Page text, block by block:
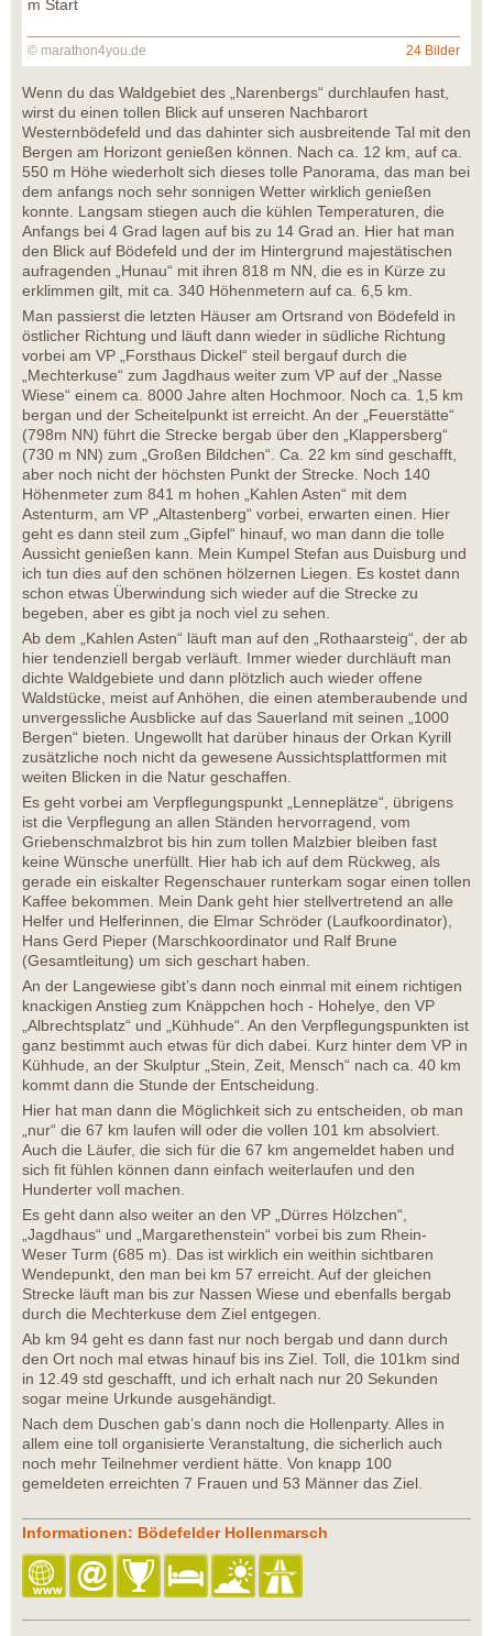
m Start
© marathon4you.de 24 Bilder
Wenn du das Waldgebiet des „Narenbergs“ durchlaufen hast,
wirst du einen tollen Blick auf unseren Nachbarort
Westernbödefeld und das dahinter sich ausbreitende Tal mit den
Bergen am Horizont genießen können. Nach ca. 12 km, auf ca.
550 m Höhe wiederholt sich dieses tolle Panorama, das man bei
dem anfangs noch sehr sonnigen Wetter wirklich genießen
konnte. Langsam stiegen auch die kühlen Temperaturen, die
Anfangs bei 4 Grad lagen auf bis zu 14 Grad an. Hier hat man
den Blick auf Bödefeld und der im Hintergrund majestätischen
aufragenden „Hunau“ mit ihren 818 m NN, die es in Kürze zu
erklimmen gilt, mit ca. 340 Höhenmetern auf ca. 6,5 km.
Man passierst die letzten Häuser am Ortsrand von Bödefeld in
östlicher Richtung und läuft dann wieder in südliche Richtung
vorbei am VP „Forsthaus Dickel“ steil bergauf durch die
„Mechterkuse“ zum Jagdhaus weiter zum VP auf der „Nasse
Wiese“ einem ca. 8000 Jahre alten Hochmoor. Noch ca. 1,5 km
bergan und der Scheitelpunkt ist erreicht. An der „Feuerstätte“
(798m NN) führt die Strecke bergab über den „Klappersberg“
(730 m NN) zum „Großen Bildchen“. Ca. 22 km sind geschafft,
aber noch nicht der höchsten Punkt der Strecke. Noch 140
Höhenmeter zum 841 m hohen „Kahlen Asten“ mit dem
Astenturm, am VP „Altastenberg“ vorbei, erwarten einen. Hier
geht es dann steil zum „Gipfel“ hinauf, wo man dann die tolle
Aussicht genießen kann. Mein Kumpel Stefan aus Duisburg und
ich tun dies auf den schönen hölzernen Liegen. Es kostet dann
schon etwas Überwindung sich wieder auf die Strecke zu
begeben, aber es gibt ja noch viel zu sehen.
Ab dem „Kahlen Asten“ läuft man auf den „Rothaarsteig“, der ab
hier tendenziell bergab verläuft. Immer wieder durchläuft man
dichte Waldgebiete und dann plötzlich auch wieder offene
Waldstücke, meist auf Anhöhen, die einen atemberaubende und
unvergessliche Ausblicke auf das Sauerland mit seinen „1000
Bergen“ bieten. Ungewollt hat darüber hinaus der Orkan Kyrill
zusätzliche noch nicht da gewesene Aussichtsplattformen mit
weiten Blicken in die Natur geschaffen.
Es geht vorbei am Verpflegungspunkt „Lenneplätze“, übrigens
ist die Verpflegung an allen Ständen hervorragend, vom
Griebenschmalzbrot bis hin zum tollen Malzbier bleiben fast
keine Wünsche unerfüllt. Hier hab ich auf dem Rückweg, als
gerade ein eiskalter Regenschauer runterkam sogar einen tollen
Kaffee bekommen. Mein Dank geht hier stellvertretend an alle
Helfer und Helferinnen, die Elmar Schröder (Laufkoordinator),
Hans Gerd Pieper (Marschkoordinator und Ralf Brune
(Gesamtleitung) um sich geschart haben.
An der Langewiese gibt’s dann noch einmal mit einem richtigen
knackigen Anstieg zum Knäppchen hoch - Hohelye, den VP
„Albrechtsplatz“ und „Kühhude“. An den Verpflegungspunkten ist
ganz bestimmt auch etwas für dich dabei. Kurz hinter dem VP in
Kühhude, an der Skulptur „Stein, Zeit, Mensch“ nach ca. 40 km
kommt dann die Stunde der Entscheidung.
Hier hat man dann die Möglichkeit sich zu entscheiden, ob man
„nur“ die 67 km laufen will oder die vollen 101 km absolviert.
Auch die Läufer, die sich für die 67 km angemeldet haben und
sich fit fühlen können dann einfach weiterlaufen und den
Hunderter voll machen.
Es geht dann also weiter an den VP „Dürres Hölzchen“,
„Jagdhaus“ und „Margarethenstein“ vorbei bis zum Rhein-
Weser Turm (685 m). Das ist wirklich ein weithin sichtbaren
Wendepunkt, den man bei km 57 erreicht. Auf der gleichen
Strecke läuft man bis zur Nassen Wiese und ebenfalls bergab
durch die Mechterkuse dem Ziel entgegen.
Ab km 94 geht es dann fast nur noch bergab und dann durch
den Ort noch mal etwas hinauf bis ins Ziel. Toll, die 101km sind
in 12.49 std geschafft, und ich erhalt nach nur 20 Sekunden
sogar meine Urkunde ausgehändigt.
Nach dem Duschen gab’s dann noch die Hollenparty. Alles in
allem eine toll organisierte Veranstaltung, die sicherlich auch
noch mehr Teilnehmer verdient hätte. Von knapp 100
gemeldeten erreichten 7 Frauen und 53 Männer das Ziel.
Informationen: Bödefelder Hollenmarsch